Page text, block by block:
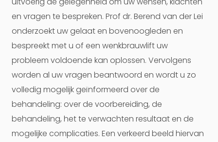
en vragen te bespreken. Prof dr. Berend van der Lei
onderzoekt uw gelaat en bovenoogleden en
bespreekt met u of een wenkbrauwlift uw
probleem voldoende kan oplossen. Vervolgens
worden al uw vragen beantwoord en wordt u zo
volledig mogelijk geïnformeerd over de
behandeling: over de voorbereiding, de
behandeling, het te verwachten resultaat en de
mogelijke complicaties. Een verkeerd beeld hiervan